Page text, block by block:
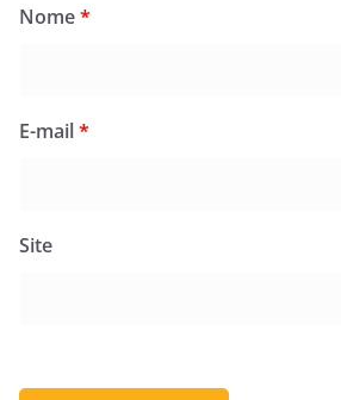
Nome*
E-mail*
Site